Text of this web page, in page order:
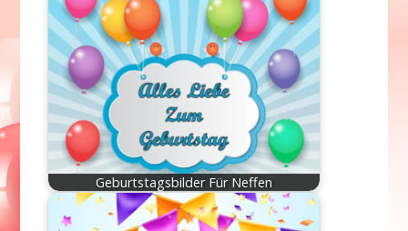
Geburtstagsbilder Für Neffen